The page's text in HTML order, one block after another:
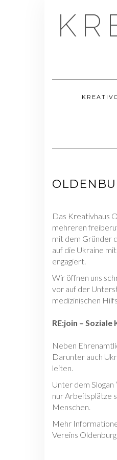
Das Kreativhaus
mehreren
mit dem Gründer
auf die Ukraine
engagiert.
Wir öffnen uns
vor auf der
medizinischen
RE:join –
Neben
Darunter auch
leiten.
Unter dem
nur Arbeitsplätze
Menschen.
Mehr
Vereins Oldenburg